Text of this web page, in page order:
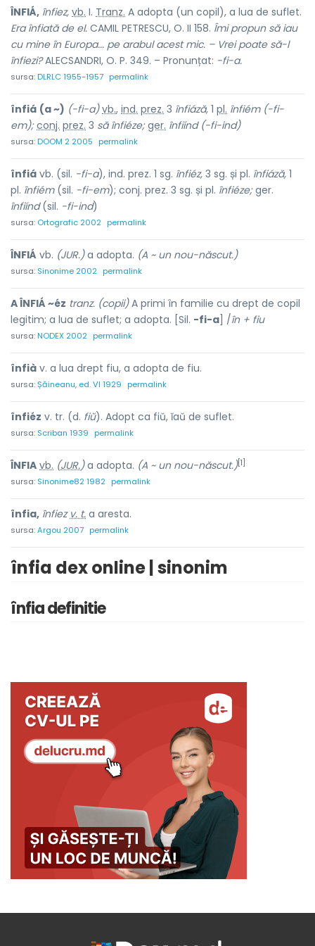
ÎNFIÁ, înfiez, vb. I. Tranz. A adopta (un copil), a lua de suflet.
Era înfiată de el. CAMIL PETRESCU, O. II 158. Îmi propun să iau
cu mine în Europa... pe arabul acest mic. – Vrei poate să-l
înfiezi?ALECSANDRI, O. P. 349. – Pronunțat: -fi-a.
sursa:DLRLC 1955-1957 permalink
înfiá (a ~) (-fi-a) vb., ind. prez. 3 înfiáză, 1 pl. înfiém (-fi-
em); conj. prez. 3 să înfiéze; ger. înfiínd (-fi-ind)
sursa:DOOM 2 2005 permalink
înfiá vb. (sil. -fi-a), ind. prez. 1 sg. înfiéz, 3 sg. și pl. înfiáză, 1
pl. înfiém(sil. -fi-em); conj. prez. 3 sg. și pl. înfiéze;ger.
înfiínd(sil. -fi-ind)
sursa: Ortografic 2002 permalink
ÎNFIÁ vb. (JUR.)a adopta. (A ~ un nou-născut.)
sursa: Sinonime 2002 permalink
A ÎNFIÁ ~éz tranz. (copii)A primi în familie cu drept de copil
legitim; a lua de suflet; a adopta. [Sil. -fi-a ] /în + fiu
sursa:NODEX 2002 permalink
înfià v. a lua drept fiu, a adopta de fiu.
sursa:Șăineanu, ed. VI 1929 permalink
înfiéz v. tr. (d. fiŭ). Adopt ca fiŭ, ĭaŭ de suflet.
sursa: Scriban 1939 permalink
ÎNFIA vb. (JUR.)a adopta. (A ~ un nou-născut.)[1]
sursa: Sinonime82 1982 permalink
înfia, înfiezv. t. a aresta.
sursa:Argou 2007 permalink
înfia dex online | sinonim
înfia definitie